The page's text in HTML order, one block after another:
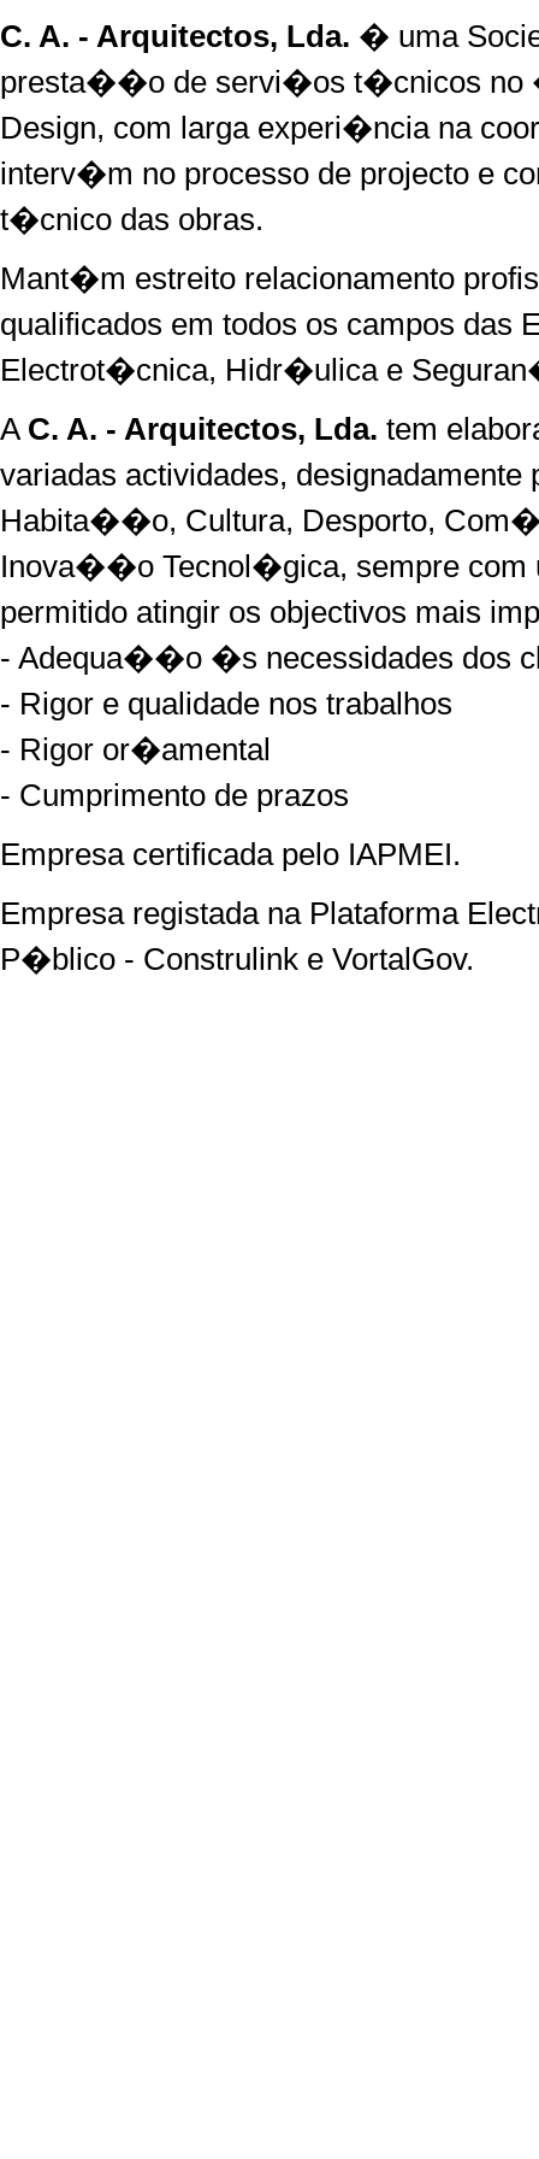
C. A. - Arquitectos, Lda. � uma
presta��o de servi�os t�cnicos no
Design, com larga experi�ncia na
interv�m no processo de projecto e
t�cnico das obras.
Mant�m estreito relacionamento
qualificados em todos os campos das
Electrot�cnica, Hidr�ulica e
A C. A. - Arquitectos, Lda. tem
variadas actividades,
Habita��o, Cultura, Desporto,
Inova��o Tecnol�gica, sempre com
permitido atingir os objectivos mais
- Adequa��o �s necessidades dos
- Rigor e qualidade nos trabalhos
- Rigor or�amental
- Cumprimento de prazos
Empresa certificada pelo IAPMEI.
Empresa registada na Plataforma
P�blico - Construlink e VortalGov.